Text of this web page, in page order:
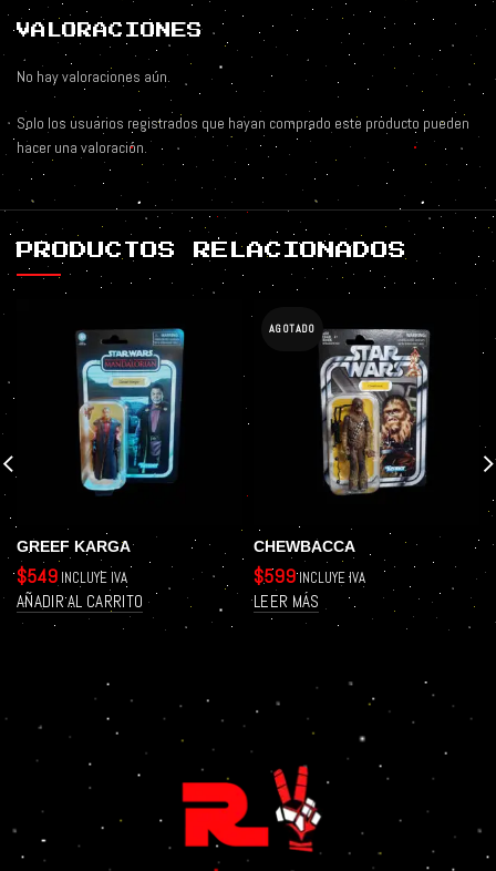
VALORACIONES
No hay valoraciones aún.
Solo los usuarios registrados que hayan comprado este producto pueden
hacer una valoración.
PRODUCTOS RELACIONADOS
GREEF KARGA
$549 INCLUYE IVA
AÑADIR AL CARRITO
AGOTADO
CHEWBACCA
$599 INCLUYE IVA
LEER MÁS